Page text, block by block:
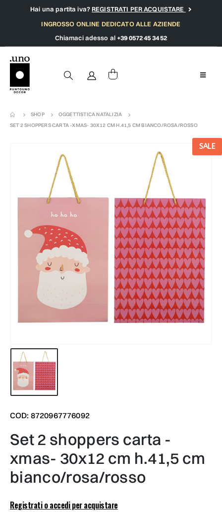
Hai una partita iva?REGISTRATI PER ACQUISTARE
INGROSSO ONLINE DEDICATO ALLE AZIENDE
Chiamaci adesso al +39 0572 45 34 52
SHOP
OGGETTISTICA NATALIZIA
SET 2 SHOPPERS CARTA -XMAS- 30X12 CM H.41,5 CM BIANCO/ROSA/ROSSO
SALE
COD: 8720967776092
set 2 shoppers carta -
xmas- 30x12 cm h.41,5 cm
bianco/rosa/rosso
Registrati o accedi per acquistare